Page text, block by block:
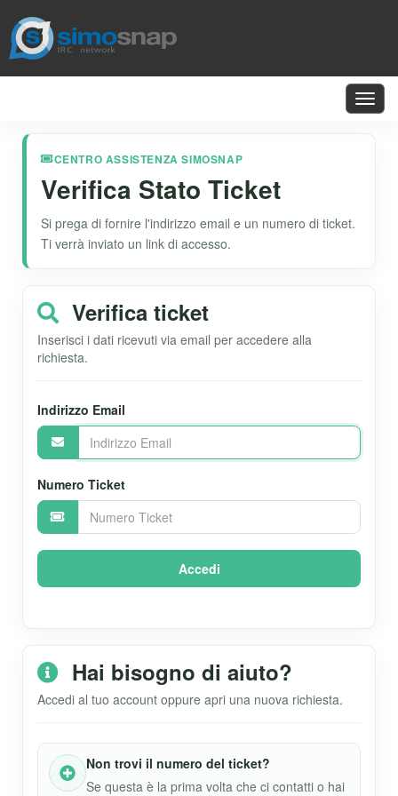
CENTRO ASSISTENZA SIMOSNAP
Verifica Stato Ticket
Si prega di fornire l'indirizzo email e un numero di ticket.
Ti verrà inviato un link di accesso.
Verifica ticket
Inserisci i dati ricevuti via email per accedere alla
richiesta.
Indirizzo Email
Numero Ticket
Hai bisogno di aiuto?
Accedi al tuo account oppure apri una nuova richiesta.
Non trovi il numero del ticket?
Se questa è la prima volta che ci contatti o hai